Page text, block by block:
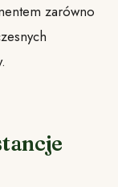
zarówno